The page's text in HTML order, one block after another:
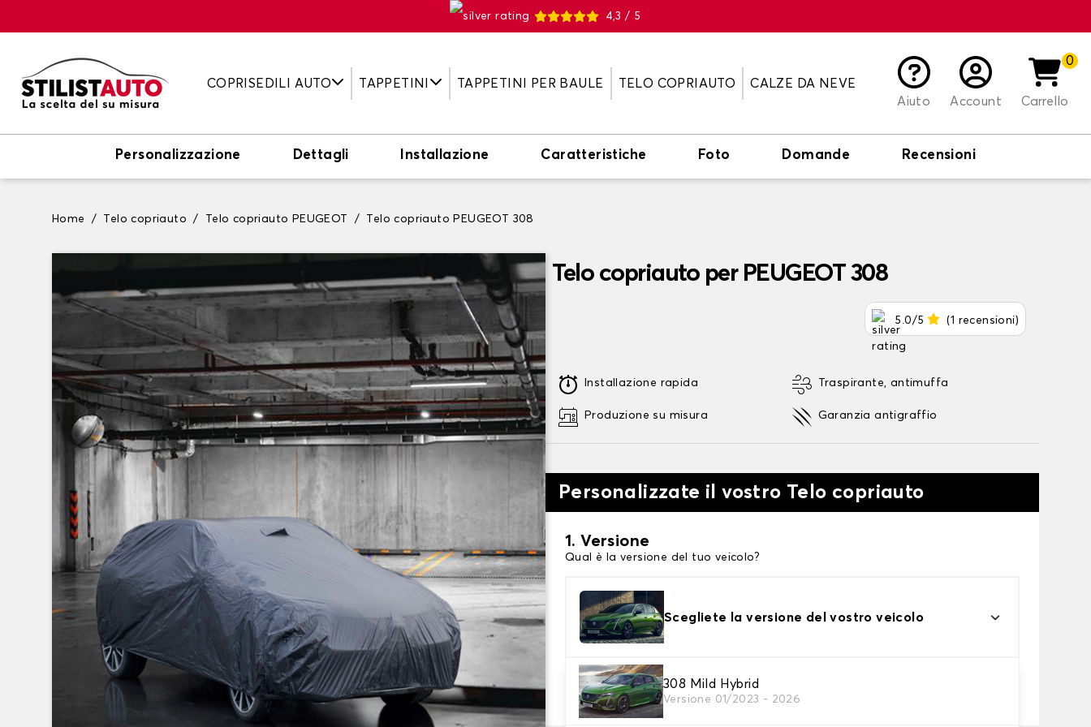
4,3 / 5
COPRISEDILI AUTO TAPPETINI TAPPETINI PER BAULE TELO COPRIAUTO
CALZE DA NEVE
Aiuto
Account
0
Carrello
Personalizzazione Dettagli Installazione Caratteristiche Foto Domande Recensioni
Home Telo copriauto Telo copriauto PEUGEOT Telo copriauto PEUGEOT 308
Telo copriauto per PEUGEOT 308
5.0/5 (1 recensioni)
Installazione rapida
Produzione su misura
Traspirante, antimuffa
Garanzia antigraffio
Personalizzate il vostro Telo copriauto
1. Versione
Qual è la versione del tuo veicolo?
Scegliete la versione del vostro veicolo
308 Mild Hybrid
Versione 01/2023 - 2026
2. Livello di protezione
Scegli il telo protettivo adatto alle tue esigenze